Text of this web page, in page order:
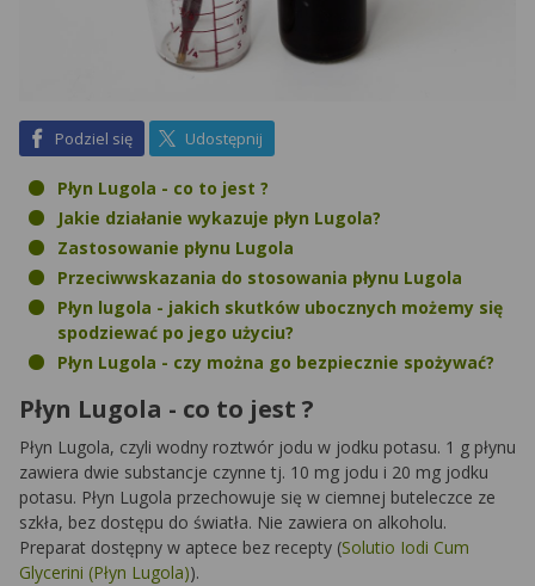
Podziel sięna FacebookUdostępnij
Płyn Lugola - co to jest ?
Jakie działanie wykazuje płyn Lugola?
Zastosowanie płynu Lugola
Przeciwwskazania do stosowania płynu Lugola
Płyn lugola - jakich skutków ubocznych możemy się
spodziewać po jego użyciu?
Płyn Lugola - czy można go bezpiecznie spożywać?
Płyn Lugola - co to jest ?
Płyn Lugola, czyli wodny roztwór jodu w jodku potasu. 1 g płynu
zawiera dwie substancje czynne tj. 10 mg jodu i 20 mg jodku
potasu. Płyn Lugola przechowuje się w ciemnej buteleczce ze
szkła, bez dostępu do światła. Nie zawiera on alkoholu.
Preparat dostępny w aptece bez recepty (Solutio Iodi Cum
Glycerini (Płyn Lugola)).
dokonać za pomocą „Ustawień zaawansowanych”.
Więcej informacji na temat wykorzystywania narzędzi